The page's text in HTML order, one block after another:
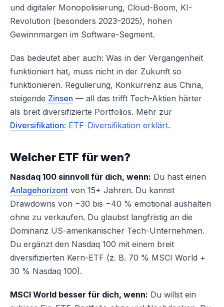
und digitaler Monopolisierung, Cloud-Boom, KI-
Revolution (besonders 2023–2025), hohen
Gewinnmargen im Software-Segment.
Das bedeutet aber auch: Was in der Vergangenheit
funktioniert hat, muss nicht in der Zukunft so
funktionieren. Regulierung, Konkurrenz aus China,
steigende Zinsen — all das trifft Tech-Aktien härter
als breit diversifizierte Portfolios. Mehr zur
Diversifikation: ETF-Diversifikation erklärt.
Welcher ETF für wen?
Nasdaq 100 sinnvoll für dich, wenn: Du hast einen
Anlagehorizont von 15+ Jahren. Du kannst
Drawdowns von −30 bis −40 % emotional aushalten
ohne zu verkaufen. Du glaubst langfristig an die
Dominanz US-amerikanischer Tech-Unternehmen.
Du ergänzt den Nasdaq 100 mit einem breit
diversifizierten Kern-ETF (z. B. 70 % MSCI World +
30 % Nasdaq 100).
MSCI World besser für dich, wenn: Du willst ein